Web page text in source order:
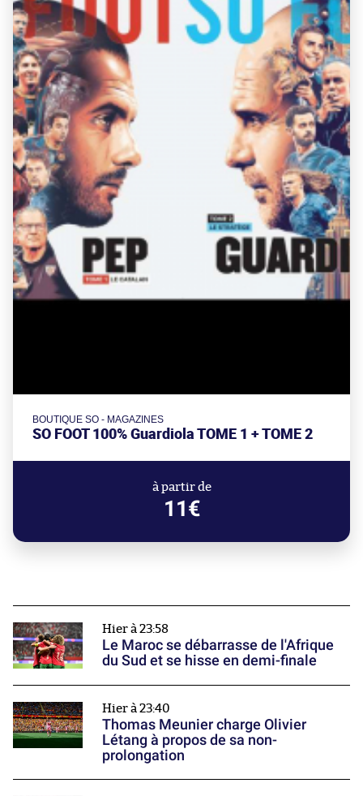
BOUTIQUE SO - MAGAZINES
SO FOOT 100% Guardiola TOME 1 + TOME 2
à partir de
11€
Hier à 23:58
Le Maroc se débarrasse de l'Afrique
du Sud et se hisse en demi-finale
Hier à 23:40
Thomas Meunier charge Olivier
Létang à propos de sa non-
prolongation